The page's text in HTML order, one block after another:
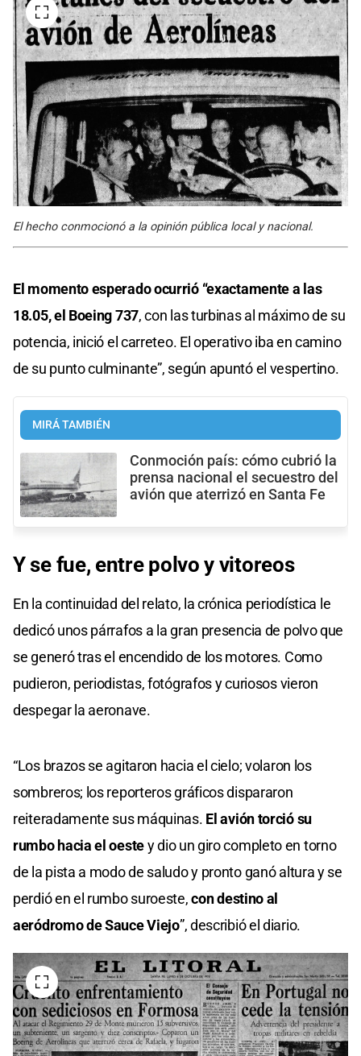
El hecho conmocionó a la opinión pública local y nacional.
El momento esperado ocurrió “exactamente a las
18.05, el Boeing 737, con las turbinas al máximo de su
potencia, inició el carreteo. El operativo iba en camino
de su punto culminante”, según apuntó el vespertino.
MIRÁ TAMBIÉN
Conmoción país: cómo cubrió la
prensa nacional el secuestro del
avión que aterrizó en Santa Fe
Y se fue, entre polvo y vitoreos
En la continuidad del relato, la crónica periodística le
dedicó unos párrafos a la gran presencia de polvo que
se generó tras el encendido de los motores. Como
pudieron, periodistas, fotógrafos y curiosos vieron
despegar la aeronave.
“Los brazos se agitaron hacia el cielo; volaron los
sombreros; los reporteros gráficos dispararon
reiteradamente sus máquinas. El avión torció su
rumbo hacia el oestey dio un giro completo en torno
de la pista a modo de saludo y pronto ganó altura y se
perdió en el rumbo suroeste,con destino al
aeródromo de Sauce Viejo”, describió el diario.